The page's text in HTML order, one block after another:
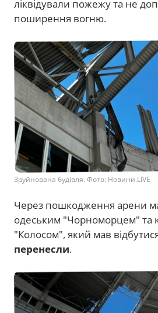
ліквідували пожежу та не
поширення вогню.
Зруйнована будівля. Фото: Новини.LIVE
Через пошкодження арени
одеським "Чорноморцем" та
"Колосом", який мав
перенесли.